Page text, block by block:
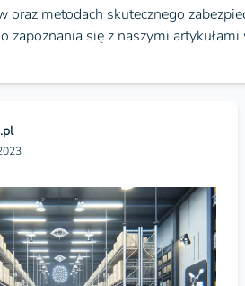
oraz metodach skutecznego
zapoznania się z naszymi